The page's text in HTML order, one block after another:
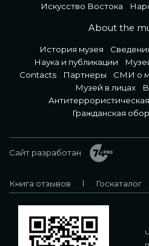
Искусство Востока
About the
История музея
Наука и публикации
Contacts
Партнеры СМИ о
Музей в лицах
Гражданская
Сайт разработан
Книга отзывов Госкаталог